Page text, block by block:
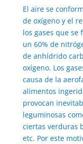
El aire se
de oxígeno y el
los gases que
un 60% de
de anhídrido
oxígeno. Los
causa de la
alimentos
provocan
leguminosas
ciertas verduras
etc. Por este